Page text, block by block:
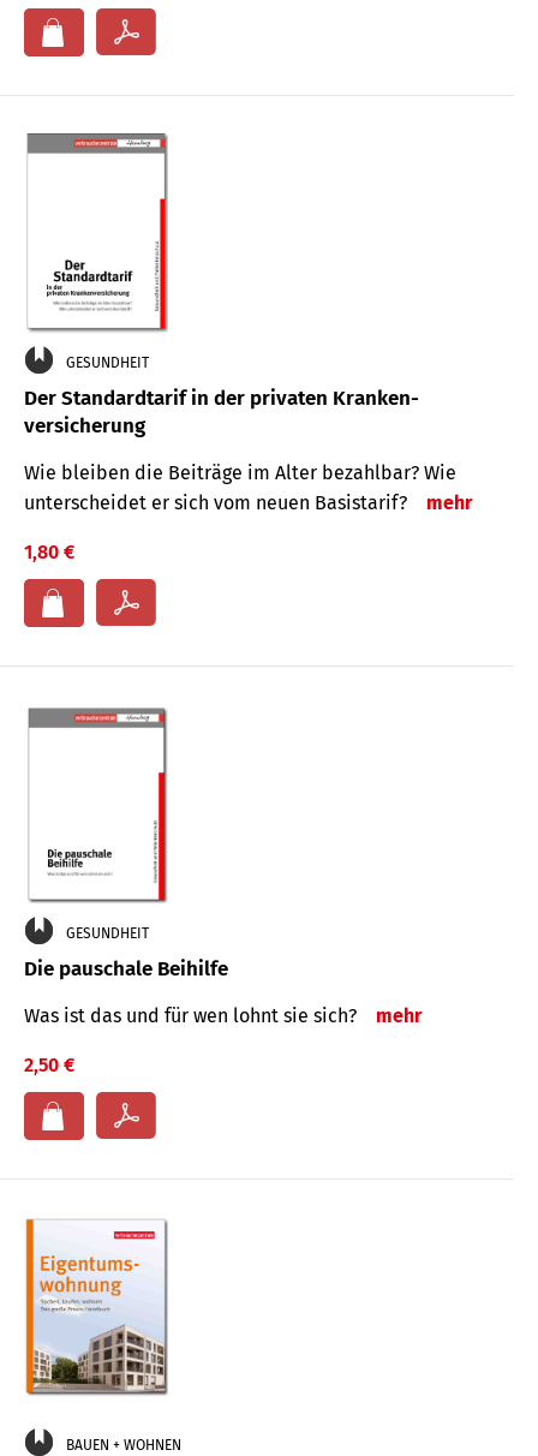
GESUNDHEIT
Der Standard­tarif in der privaten Kranken­
versicherung
Wie bleiben die Beiträge im Alter bezahlbar? Wie
unterscheidet er sich vom neuen Basistarif?
mehr
1,80 €
GESUNDHEIT
Die pauschale Beihilfe
Was ist das und für wen lohnt sie sich? mehr
2,50 €
BAUEN + WOHNEN